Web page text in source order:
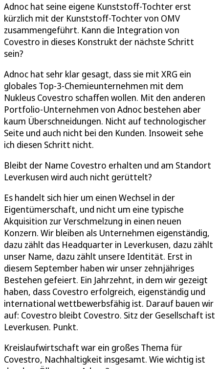
Adnoc hat seine eigene Kunststoff-Tochter erst
kürzlich mit der Kunststoff-Tochter von OMV
zusammengeführt. Kann die Integration von
Covestro in dieses Konstrukt der nächste Schritt
sein?
Adnoc hat sehr klar gesagt, dass sie mit XRG ein
globales Top-3-Chemieunternehmen mit dem
Nukleus Covestro schaffen wollen. Mit den anderen
Portfolio-Unternehmen von Adnoc bestehen aber
kaum Überschneidungen. Nicht auf technologischer
Seite und auch nicht bei den Kunden. Insoweit sehe
ich diesen Schritt nicht.
Bleibt der Name Covestro erhalten und am Standort
Leverkusen wird auch nicht gerüttelt?
Es handelt sich hier um einen Wechsel in der
Eigentümerschaft, und nicht um eine typische
Akquisition zur Verschmelzung in einen neuen
Konzern. Wir bleiben als Unternehmen eigenständig,
dazu zählt das Headquarter in Leverkusen, dazu zählt
unser Name, dazu zählt unsere Identität. Erst in
diesem September haben wir unser zehnjähriges
Bestehen gefeiert. Ein Jahrzehnt, in dem wir gezeigt
haben, dass Covestro erfolgreich, eigenständig und
international wettbewerbsfähig ist. Darauf bauen wir
auf: Covestro bleibt Covestro. Sitz der Gesellschaft ist
Leverkusen. Punkt.
Kreislaufwirtschaft war ein großes Thema für
Covestro, Nachhaltigkeit insgesamt. Wie wichtig ist